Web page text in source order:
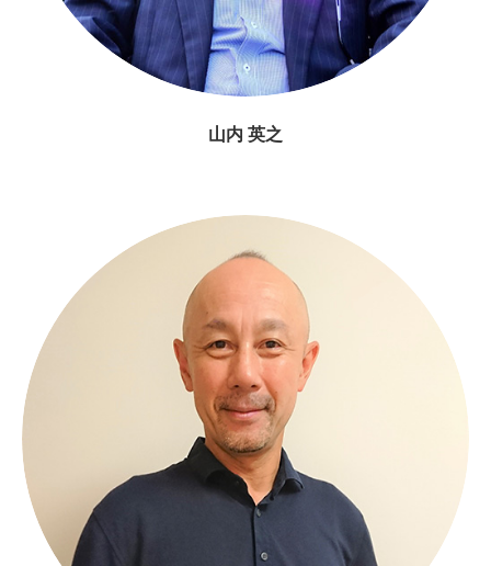
山内 英之